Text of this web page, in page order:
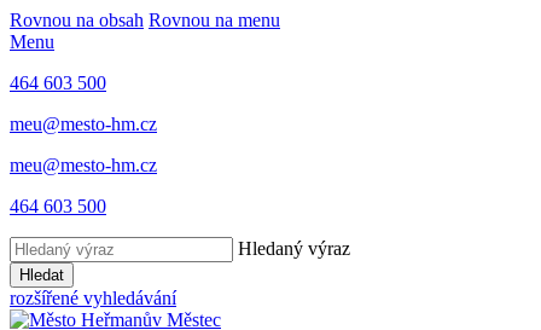
Rovnou na obsah Rovnou na menu
Menu
464 603 500
meu@mesto-hm.cz
meu@mesto-hm.cz
464 603 500
Hledaný výraz
Hledat
rozšířené vyhledávání